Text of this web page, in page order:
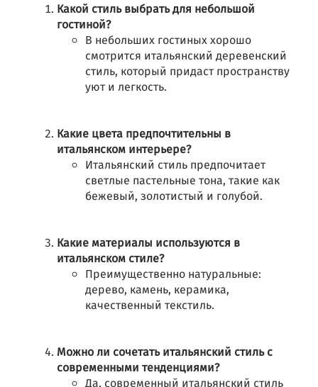
Какой стиль выбрать для небольшой
гостиной?
В небольших гостиных хорошо
смотрится итальянский деревенский
стиль, который придаст пространству
уют и легкость.
Какие цвета предпочтительны в
итальянском интерьере?
Итальянский стиль предпочитает
светлые пастельные тона, такие как
бежевый, золотистый и голубой.
Какие материалы используются в
итальянском стиле?
Преимущественно натуральные:
дерево, камень, керамика,
качественный текстиль.
Можно ли сочетать итальянский стиль с
современными тенденциями?